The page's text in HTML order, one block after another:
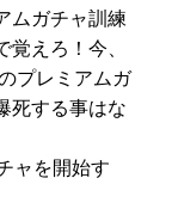
ムガチャ訓練
覚えろ！今、
プレミアムガ
死する事はな
ャを開始す